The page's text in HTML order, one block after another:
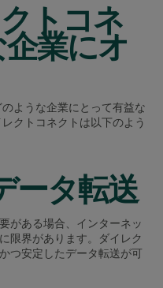
トコネ
業にオ
ような企業にとって有益な
クトコネクトは以下のよう
ータ転送
がある場合、インターネッ
限界があります。ダイレク
つ安定したデータ転送が可